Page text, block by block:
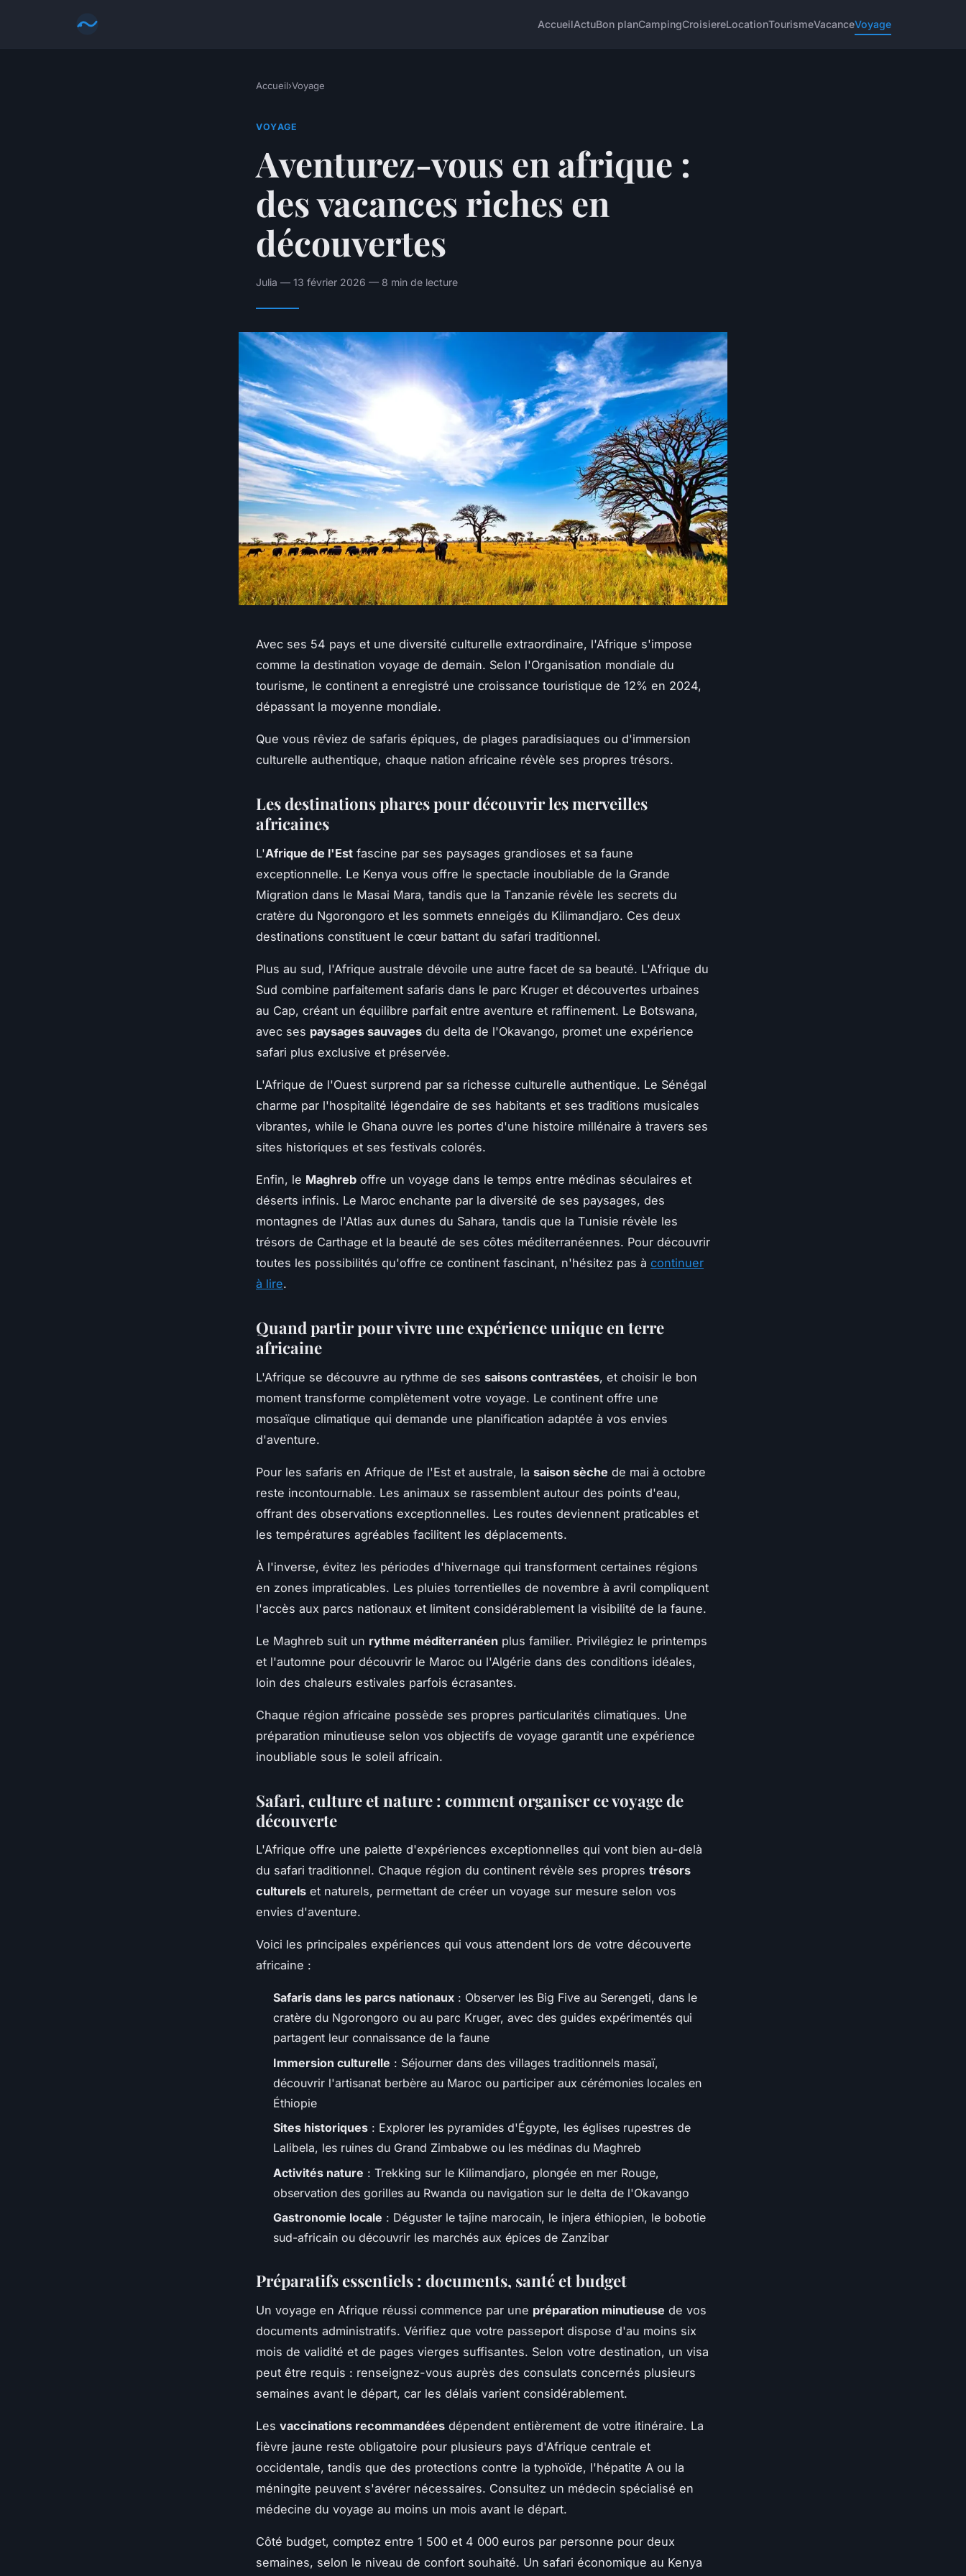
AccueilActuBon planCampingCroisiereLocationTourismeVacanceVoyage
Accueil›Voyage
VOYAGE
Aventurez-vous en afrique :
des vacances riches en
découvertes
Julia — 13 février 2026 — 8 min de lecture
Avec ses 54 pays et une diversité culturelle extraordinaire, l'Afrique s'impose
comme la destination voyage de demain. Selon l'Organisation mondiale du
tourisme, le continent a enregistré une croissance touristique de 12% en 2024,
dépassant la moyenne mondiale.
Que vous rêviez de safaris épiques, de plages paradisiaques ou d'immersion
culturelle authentique, chaque nation africaine révèle ses propres trésors.
Les destinations phares pour découvrir les merveilles
africaines
L'Afrique de l'Est fascine par ses paysages grandioses et sa faune
exceptionnelle. Le Kenya vous offre le spectacle inoubliable de la Grande
Migration dans le Masai Mara, tandis que la Tanzanie révèle les secrets du
cratère du Ngorongoro et les sommets enneigés du Kilimandjaro. Ces deux
destinations constituent le cœur battant du safari traditionnel.
Plus au sud, l'Afrique australe dévoile une autre facet de sa beauté. L'Afrique du
Sud combine parfaitement safaris dans le parc Kruger et découvertes urbaines
au Cap, créant un équilibre parfait entre aventure et raffinement. Le Botswana,
avec ses paysages sauvages du delta de l'Okavango, promet une expérience
safari plus exclusive et préservée.
L'Afrique de l'Ouest surprend par sa richesse culturelle authentique. Le Sénégal
charme par l'hospitalité légendaire de ses habitants et ses traditions musicales
vibrantes, while le Ghana ouvre les portes d'une histoire millénaire à travers ses
sites historiques et ses festivals colorés.
Enfin, le Maghreb offre un voyage dans le temps entre médinas séculaires et
déserts infinis. Le Maroc enchante par la diversité de ses paysages, des
montagnes de l'Atlas aux dunes du Sahara, tandis que la Tunisie révèle les
trésors de Carthage et la beauté de ses côtes méditerranéennes. Pour découvrir
toutes les possibilités qu'offre ce continent fascinant, n'hésitez pas à continuer
à lire.
Quand partir pour vivre une expérience unique en terre
africaine
L'Afrique se découvre au rythme de ses saisons contrastées, et choisir le bon
moment transforme complètement votre voyage. Le continent offre une
mosaïque climatique qui demande une planification adaptée à vos envies
d'aventure.
Pour les safaris en Afrique de l'Est et australe, la saison sèche de mai à octobre
reste incontournable. Les animaux se rassemblent autour des points d'eau,
offrant des observations exceptionnelles. Les routes deviennent praticables et
les températures agréables facilitent les déplacements.
À l'inverse, évitez les périodes d'hivernage qui transforment certaines régions
en zones impraticables. Les pluies torrentielles de novembre à avril compliquent
l'accès aux parcs nationaux et limitent considérablement la visibilité de la faune.
Le Maghreb suit un rythme méditerranéen plus familier. Privilégiez le printemps
et l'automne pour découvrir le Maroc ou l'Algérie dans des conditions idéales,
loin des chaleurs estivales parfois écrasantes.
Chaque région africaine possède ses propres particularités climatiques. Une
préparation minutieuse selon vos objectifs de voyage garantit une expérience
inoubliable sous le soleil africain.
Safari, culture et nature : comment organiser ce voyage de
découverte
L'Afrique offre une palette d'expériences exceptionnelles qui vont bien au-delà
du safari traditionnel. Chaque région du continent révèle ses propres trésors
culturels et naturels, permettant de créer un voyage sur mesure selon vos
envies d'aventure.
Voici les principales expériences qui vous attendent lors de votre découverte
africaine :
Safaris dans les parcs nationaux : Observer les Big Five au Serengeti, dans le
cratère du Ngorongoro ou au parc Kruger, avec des guides expérimentés qui
partagent leur connaissance de la faune
Immersion culturelle : Séjourner dans des villages traditionnels masaï,
découvrir l'artisanat berbère au Maroc ou participer aux cérémonies locales en
Éthiopie
Sites historiques : Explorer les pyramides d'Égypte, les églises rupestres de
Lalibela, les ruines du Grand Zimbabwe ou les médinas du Maghreb
Activités nature : Trekking sur le Kilimandjaro, plongée en mer Rouge,
observation des gorilles au Rwanda ou navigation sur le delta de l'Okavango
Gastronomie locale : Déguster le tajine marocain, le injera éthiopien, le bobotie
sud-africain ou découvrir les marchés aux épices de Zanzibar
Préparatifs essentiels : documents, santé et budget
Un voyage en Afrique réussi commence par une préparation minutieuse de vos
documents administratifs. Vérifiez que votre passeport dispose d'au moins six
mois de validité et de pages vierges suffisantes. Selon votre destination, un visa
peut être requis : renseignez-vous auprès des consulats concernés plusieurs
semaines avant le départ, car les délais varient considérablement.
Les vaccinations recommandées dépendent entièrement de votre itinéraire. La
fièvre jaune reste obligatoire pour plusieurs pays d'Afrique centrale et
occidentale, tandis que des protections contre la typhoïde, l'hépatite A ou la
méningite peuvent s'avérer nécessaires. Consultez un médecin spécialisé en
médecine du voyage au moins un mois avant le départ.
Côté budget, comptez entre 1 500 et 4 000 euros par personne pour deux
semaines, selon le niveau de confort souhaité. Un safari économique au Kenya